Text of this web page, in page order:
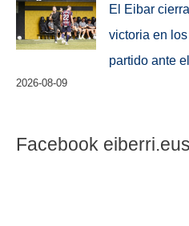
El Eibar
victoria en
partido ante
2026-08-09
Facebook eiberri.eus